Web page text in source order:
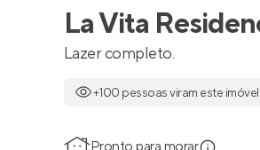
La Vita
Lazer completo.
+100 pessoas viram este
Pronto para morar